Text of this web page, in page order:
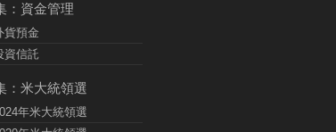
：資金管理
貨預金
資信託
：米大統領選
年米大統領選